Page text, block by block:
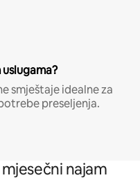
smještaje idealne za
preseljenja.
najam